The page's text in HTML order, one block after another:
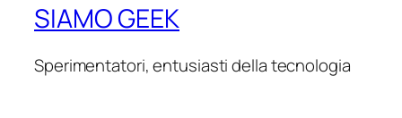
SIAMO GEEK
Sperimentatori, entusiasti della tecnologia